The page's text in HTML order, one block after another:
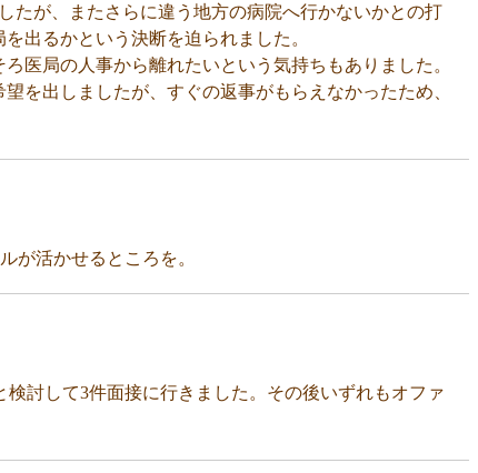
たが、またさらに違う地方の病院へ行かないかとの打
出るかという決断を迫られました。
医局の人事から離れたいという気持ちもありました。
を出しましたが、すぐの返事がもらえなかったため、
が活かせるところを。
討して3件面接に行きました。その後いずれもオファ